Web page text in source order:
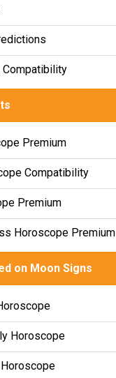
Compatibility
Horoscope Free
Premium
Compatibility
Premium
Horoscope Premium
Report
Report
on Moon Signs
Horoscope